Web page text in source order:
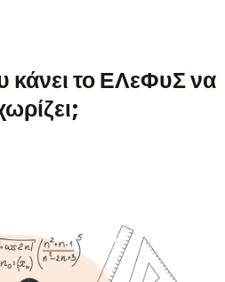
κάνει το ΕΛεΦυΣ να